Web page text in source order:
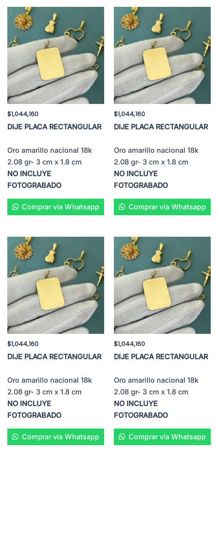
$1,044,160
DIJE PLACA RECTANGULAR
Oro amarillo nacional 18k
2.08 gr- 3 cm x 1.8 cm
NO INCLUYE
FOTOGRABADO
Comprar vía Whatsapp
$1,044,160
DIJE PLACA RECTANGULAR
Oro amarillo nacional 18k
2.08 gr- 3 cm x 1.8 cm
NO INCLUYE
FOTOGRABADO
Comprar vía Whatsapp
$1,044,160
DIJE PLACA RECTANGULAR
Oro amarillo nacional 18k
2.08 gr- 3 cm x 1.8 cm
NO INCLUYE
FOTOGRABADO
Comprar vía Whatsapp
$1,044,160
DIJE PLACA RECTANGULAR
Oro amarillo nacional 18k
2.08 gr- 3 cm x 1.8 cm
NO INCLUYE
FOTOGRABADO
Comprar vía Whatsapp